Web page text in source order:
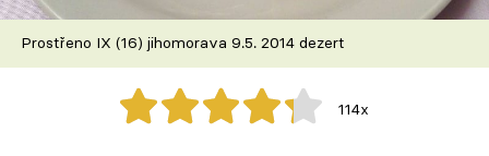
Škola vaření
Recepty z TV
Speciál: Cuketa
Prostřeno IX (16) jihomorava 9.5. 2014 dezert
114x